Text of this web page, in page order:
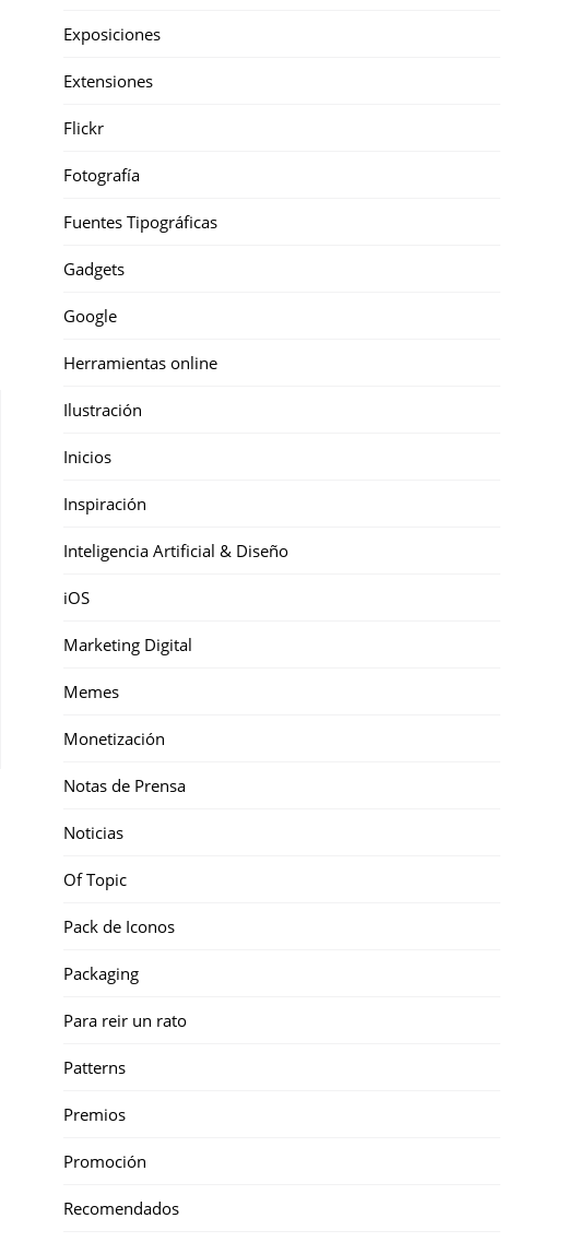
Exposiciones
Extensiones
Flickr
Fotografía
Fuentes Tipográficas
Gadgets
Google
Herramientas online
Ilustración
Inicios
Inspiración
Inteligencia Artificial & Diseño
iOS
Marketing Digital
Memes
Monetización
Notas de Prensa
Noticias
Of Topic
Pack de Iconos
Packaging
Para reir un rato
Patterns
Premios
Promoción
Recomendados